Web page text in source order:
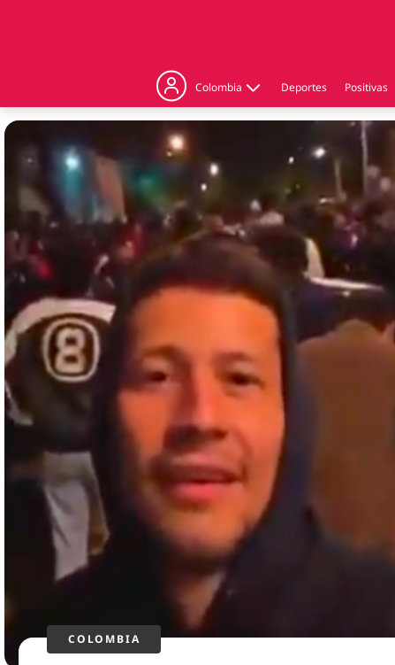
Colombia
Judicial
Regiones
Deportes Positivas
COLOMBIA